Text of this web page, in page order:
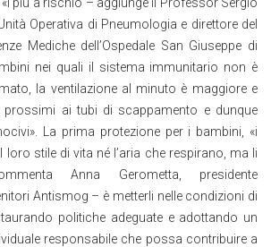
Operativa di Pneumologia e direttore del
Mediche dell’Ospedale San Giuseppe di
nei quali il sistema immunitario non è
la ventilazione al minuto è maggiore e
prossimi ai tubi di scappamento e dunque
La prima protezione per i bambini, «i
stile di vita né l’aria che respirano, ma li
Anna Gerometta, presidente
Antismog – è metterli nelle condizioni di
politiche adeguate e adottando un
responsabile che possa contribuire a